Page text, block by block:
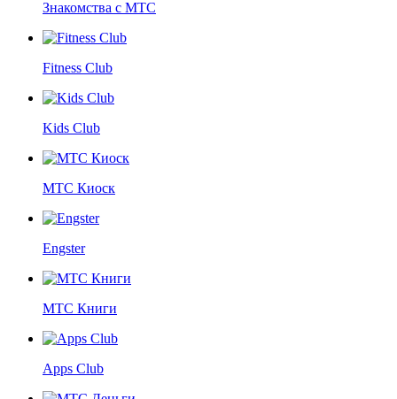
Знакомства с МТС
Fitness Club
Kids Club
МТС Киоск
Engster
МТС Книги
Apps Club